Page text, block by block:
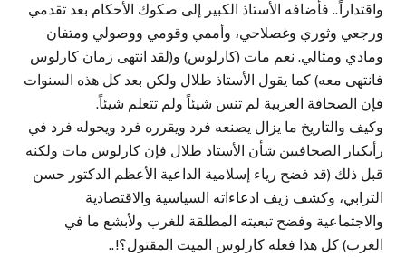
واقتداراً.. فأضافه الأستاذ الكبير إلى صكوك الأحكام بعد تقدمي
ورجعي وثوري وغصلاحي، وأممي وقومي ووصولي ومتفان
ومادي ومثالي. نعم مات (كارلوس) و(لقد انتهى زمان كارلوس
فانتهى معه) كما يقول الأستاذ طلال ولكن بعد كل هذه السنوات
فإن الصحافة العربية لم تنس شيئاً ولم تتعلم شيئاً.
وكيف والتاريخ ما يزال يصنعه فرد ويقرره فرد ويحوله فرد في
رأيكبار الصحافيين شأن الأستاذ طلال فإن كارلوس مات ولكنه
قبل ذلك (قد فضح رياء إسلامية الداعية الأعظم الدكتور حسن
الترابي، وكشف زيف ادعاءاته السياسية والاقتصادية
والاجتماعية وفضح تبعيته المطلقة للغرب ولأبشع ما في
الغرب) كل هذا فعله كارلوس الميت المقتول؟!..